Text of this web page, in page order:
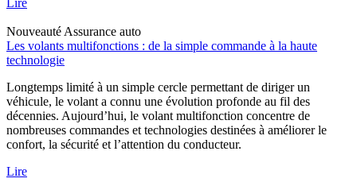
Nouveauté Assurance auto
Les volants multifonctions : de la simple commande à la haute
technologie
Longtemps limité à un simple cercle permettant de diriger un
véhicule, le volant a connu une évolution profonde au fil des
décennies. Aujourd’hui, le volant multifonction concentre de
nombreuses commandes et technologies destinées à améliorer le
confort, la sécurité et l’attention du conducteur.
Lire